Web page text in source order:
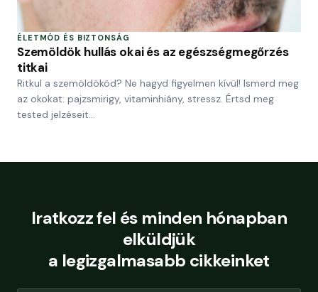
ÉLETMÓD ÉS BIZTONSÁG
Szemöldök hullás okai és az egészségmegőrzés
titkai
Ritkul a szemöldököd? Ne hagyd figyelmen kívül! Ismerd meg
az okokat: pajzsmirigy, vitaminhiány, stressz. Értsd meg
tested jelzéseit…
Iratkozz fel és minden hónapban
elküldjük
a legizgalmasabb cikkeinket